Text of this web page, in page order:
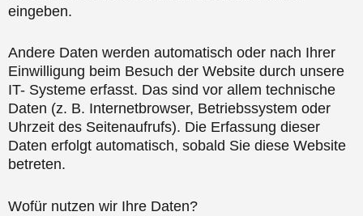
eingeben.
Andere Daten werden automatisch oder nach Ihrer
Einwilligung beim Besuch der Website durch unsere
IT- Systeme erfasst. Das sind vor allem technische
Daten (z. B. Internetbrowser, Betriebssystem oder
Uhrzeit des Seitenaufrufs). Die Erfassung dieser
Daten erfolgt automatisch, sobald Sie diese Website
betreten.
Wofür nutzen wir Ihre Daten?